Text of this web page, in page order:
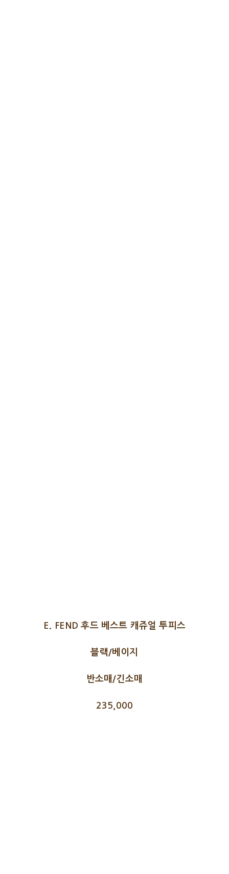
E. FEND 후드 베스트 캐쥬얼 투피스
블랙/베이지
반소매/긴소매
235,000